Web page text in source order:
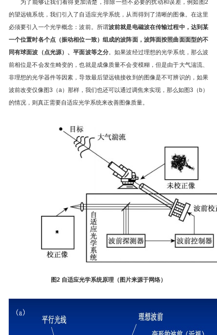
为了能够让我们看得更加清楚，排除一些不必要的扰动和误差，例如图2
的望远镜系统，我们引入了自适应光学系统，从而得到了清晰的图像。在这里
必须要引入一个光学概念：波前。所谓波前就是电磁波在传输过程中，达到某
一个位置时各个点（振动相位一致）组成的波阵面，波阵面按照曲面面型的不
同有球面波（点光源）、平面波等之分。如果波经过理想的光学系统，那么波
前相位是不会发生畸变的，也就是成像质量不会变模糊，但是由于大气湍流、
非理想的光学器件等因素，导致最后望远镜接收到的图像是不可辨识的，如果
波前改变仅像图3（a）那样，我们也还可以通过调焦来实现，那么如图3（b）
的情况，则真正需要自适应光学系统来改善图像质量。
图2 自适应光学系统原理（图片来源于网络）